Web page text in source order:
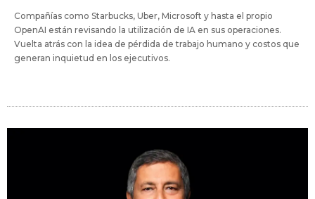
Compañías como Starbucks, Uber, Microsoft y hasta el propio
OpenAI están revisando la utilización de IA en sus operaciones.
Vuelta atrás con la idea de pérdida de trabajo humano y costos que
generan inquietud en los ejecutivos.